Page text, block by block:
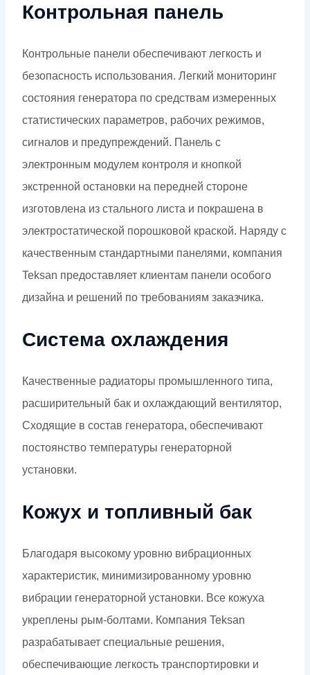
Контрольная панель
Контрольные панели обеспечивают легкость и
безопасность использования. Легкий мониторинг
состояния генератора по средствам измеренных
статистических параметров, рабочих режимов,
сигналов и предупреждений. Панель с
электронным модулем контроля и кнопкой
экстренной остановки на передней стороне
изготовлена из стального листа и покрашена в
электростатической порошковой краской. Наряду с
качественным стандартными панелями, компания
Teksan предоставляет клиентам панели особого
дизайна и решений по требованиям заказчика.
Система охлаждения
Качественные радиаторы промышленного типа,
расширительный бак и охлаждающий вентилятор,
Сходящие в состав генератора, обеспечивают
постоянство температуры генераторной
установки.
Кожух и топливный бак
Благодаря высокому уровню вибрационных
характеристик, минимизированному уровню
вибрации генераторной установки. Все кожуха
укреплены рым-болтами. Компания Teksan
разрабатывает специальные решения,
обеспечивающие легкость транспортировки и